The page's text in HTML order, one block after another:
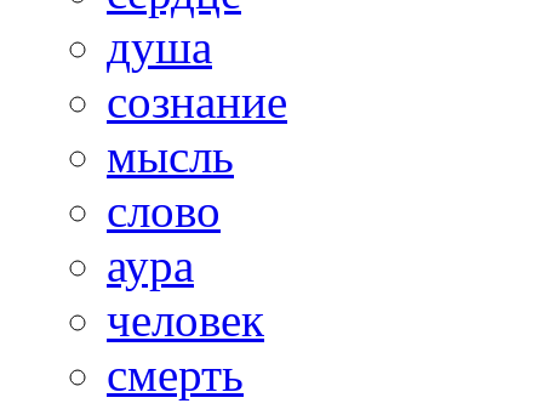
душа
сознание
мысль
слово
аура
человек
смерть